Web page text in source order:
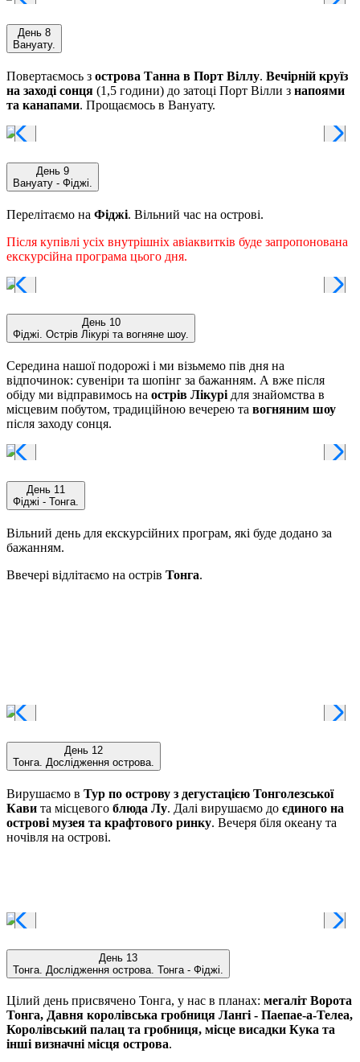
День 8
Вануату.
Повертаємось з острова Танна в Порт Віллу. Вечірній круїз
на заході сонця (1,5 години) до затоці Порт Вілли з напоями
та канапами. Прощаємось в Вануату.
День 9
Вануату - Фіджі.
Перелітаємо на Фіджі. Вільний час на острові.
Після купівлі усіх внутрішніх авіаквитків буде запропонована
екскурсійна програма цього дня.
День 10
Фіджі. Острів Лікурі та вогняне шоу.
Середина нашої подорожі і ми візьмемо пів дня на
відпочинок: сувеніри та шопінг за бажанням. А вже після
обіду ми відправимось на острів Лікурі для знайомства в
місцевим побутом, традиційною вечерею та вогняним шоу
після заходу сонця.
День 11
Фіджі - Тонга.
Вільний день для екскурсійних програм, які буде додано за
бажанням.
Ввечері відлітаємо на острів Тонга.
День 12
Тонга. Дослідження острова.
Вирушаємо в Тур по острову з дегустацією Тонголезської
Кави та місцевого блюда Лу. Далі вирушаємо до єдиного на
острові музея та крафтового ринку. Вечеря біля океану та
ночівля на острові.
День 13
Тонга. Дослідження острова. Тонга - Фіджі.
Цілий день присвячено Тонга, у нас в планах: мегаліт Ворота
Тонга, Давня королівська гробниця Лангі - Паепае-а-Телеа,
Королівський палац та гробниця, місце висадки Кука та
інші визначні місця острова.